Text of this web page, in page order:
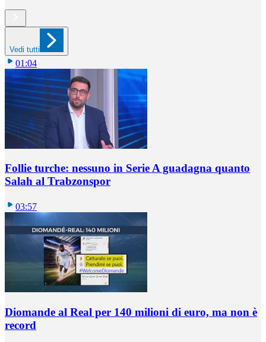
Vedi tutti
01:04
Follie turche: nessuno in Serie A guadagna quanto
Salah al Trabzonspor
03:57
Diomande al Real per 140 milioni di euro, ma non è
record